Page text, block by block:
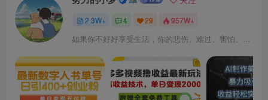
2.3W+ 4 29 957W+
如果你不好好享受生活，你的悲伤、难过、害怕、羞愧和内疚会代替你享受